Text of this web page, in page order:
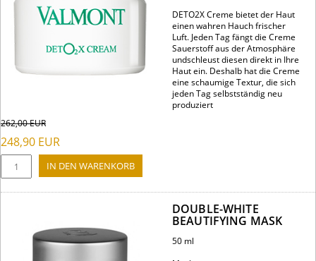
DETO2X Creme bietet der Haut
einen wahren Hauch frischer
Luft. Jeden Tag fängt die Creme
Sauerstoff aus der Atmosphäre
undschleust diesen direkt in Ihre
Haut ein. Deshalb hat die Creme
eine schaumige Textur, die sich
jeden Tag selbstständig neu
produziert
262,00EUR
248,90 EUR
DOUBLE-WHITE
BEAUTIFYING MASK
50 ml